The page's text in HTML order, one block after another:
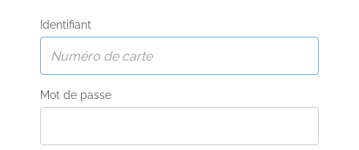
Identifiant
Mot de passe